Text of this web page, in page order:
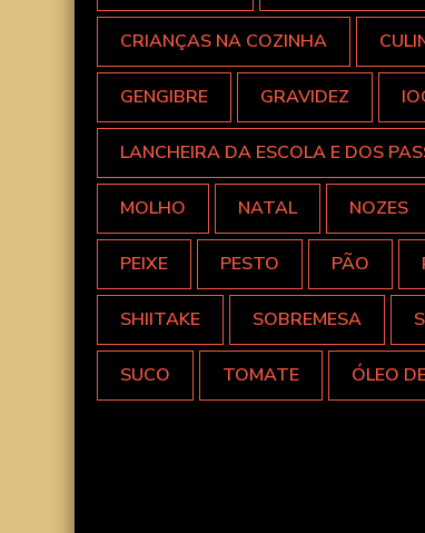
CRIANÇAS NA COZINHA
GENGIBRE GRAVIDEZ
LANCHEIRA DA ESCOLA E DOS
MOLHO NATAL NOZES
PEIXE PESTO PÃO
SHIITAKE SOBREMESA
SUCO TOMATE ÓLEO